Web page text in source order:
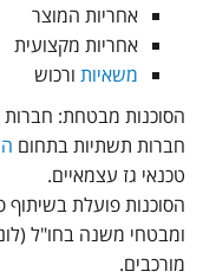
אחריות המוצר
אחריות מקצועית
משאיות ורכוש
הסוכנות מבטחת: חברות
חברות תשתיות בתחום
טכנאי גז עצמאיים.
הסוכנות פועלת
ומבטחי משנה בחו"ל
מורכבים.